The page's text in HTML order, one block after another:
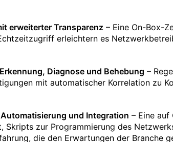
erweiterter Transparenz – Eine On-Box-
erleichtern es
Diagnose und Behebung –
mit automatischer Korrelation zu
und Integration – Eine
Skripts zur Programmierung des
die den Erwartungen der Branche